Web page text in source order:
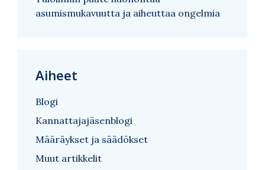
asumismukavuutta ja aiheuttaa ongelmia
Aiheet
Blogi
Kannattajajäsenblogi
Määräykset ja säädökset
Muut artikkelit